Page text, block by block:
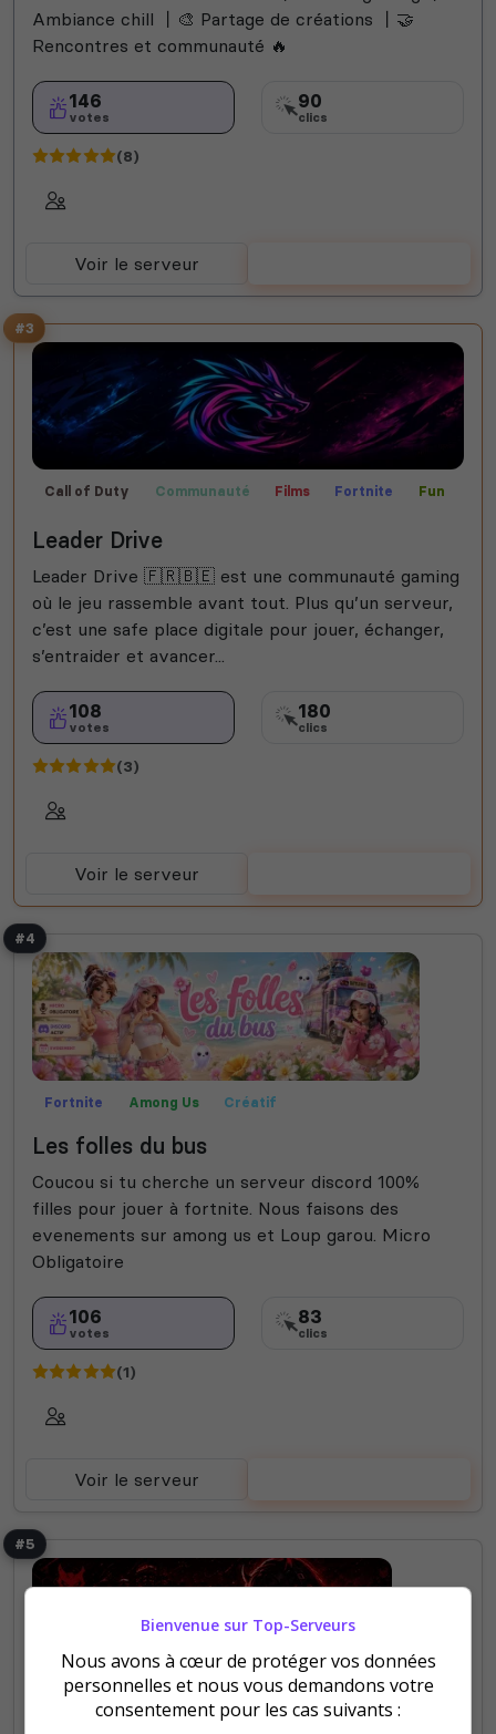
Ambiance chill 丨🎨 Partage de créations 丨🤝
Rencontres et communauté 🔥
146
votes
90
clics
(8)
Voir le serveur
#3
Call of Duty Communauté Films Fortnite
Fun
Créatif
Leader Drive
Leader Drive 🇫🇷🇧🇪 est une communauté gaming
où le jeu rassemble avant tout. Plus qu’un serveur,
c’est une safe place digitale pour jouer, échanger,
s’entraider et avancer...
108
votes
180
clics
(3)
Voir le serveur
#4
Fortnite Among Us Créatif
Les folles du bus
Coucou si tu cherche un serveur discord 100%
filles pour jouer à fortnite. Nous faisons des
evenements sur among us et Loup garou. Micro
Obligatoire
106
votes
83
clics
(1)
Voir le serveur
#5
Communauté
Bienvenue sur Top-Serveurs
Nous avons à cœur de protéger vos données
personnelles et nous vous demandons votre
consentement pour les cas suivants :